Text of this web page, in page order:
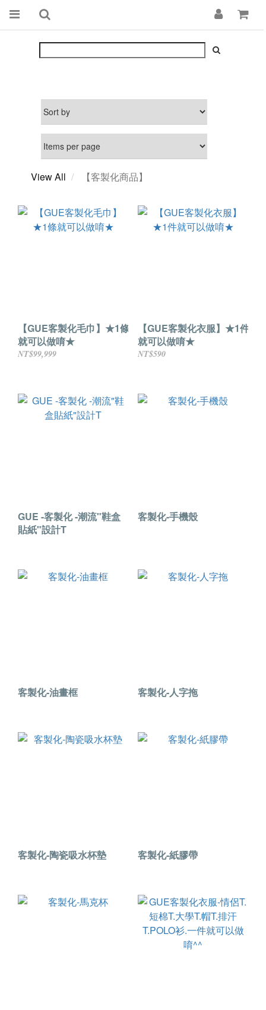
View All 【客製化商品】
【GUE客製化毛巾】★1條
就可以做唷★
NT$99,999
【GUE客製化衣服】★1件
就可以做唷★
NT$590
GUE -客製化 -潮流"鞋盒
貼紙"設計T
客製化-手機殼
客製化-油畫框 客製化-人字拖
客製化-陶瓷吸水杯墊 客製化-紙膠帶